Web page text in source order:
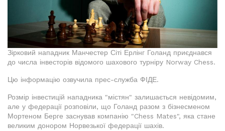
Зірковий нападник Манчестер Сіті Ерлінг Голанд приєднався
до числа інвесторів відомого шахового турніру Norway Chess.
Цю інформацію озвучила прес-служба ФІДЕ.
Розмір інвестицій нападника "містян" залишається невідомим,
але у федерації розповіли, що Голанд разом з бізнесменом
Мортеном Берге заснував компанію "Chess Mates", яка стане
великим донором Норвезької федерації шахів.